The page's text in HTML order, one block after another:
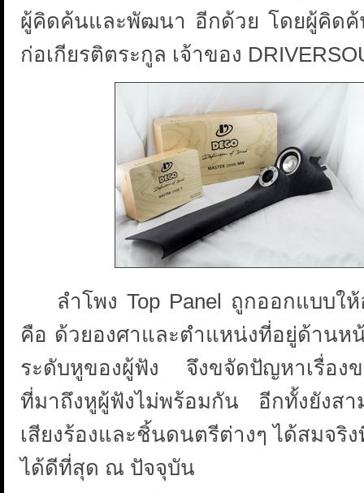
ผู้คิดค้นและพัฒนา อีกด้วย โดยผู้คิด
ก่อเกียรติตระกูล เจ้าของ
ลำโพง Top Panel ถูกออกแบบให้
คือ ด้วยองศาและตำแหน่งที่อยู่ด้านห
ระดับหูของผู้ฟัง จึงขจัดปัญหาเรื่อง
ที่มาถึงหูผู้ฟังไม่พร้อมกัน อีกทั้งยังสา
เสียงร้องและชิ้นดนตรีต่างๆ ได้สมจริ
ได้ดีที่สุด ณ ปัจจุบัน